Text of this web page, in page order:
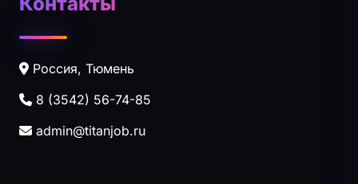
Россия, Тюмень
8 (3542) 56-74-85
admin@titanjob.ru